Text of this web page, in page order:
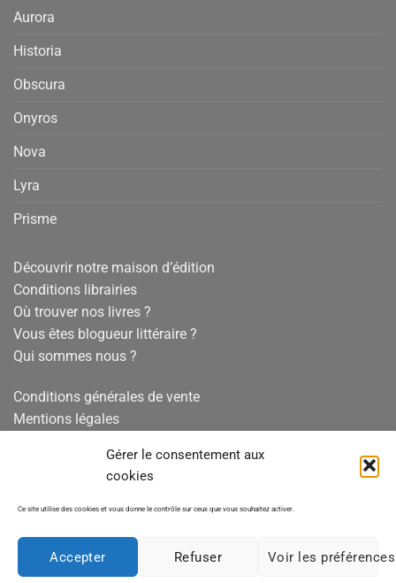
Gérer le consentement aux
cookies
Ce site utilise des cookies et vous donne le contrôle sur ceux que vous souhaitez activer.
Accepter Refuser Voir les préférences
Aurora
Historia
Obscura
Onyros
Nova
Lyra
Prisme
Découvrir notre maison d’édition
Conditions librairies
Où trouver nos livres ?
Vous êtes blogueur littéraire ?
Qui sommes nous ?
Conditions générales de vente
Mentions légales
Politique de cookies
000 euros – 452 970 858 RCS PARIS – TVA: FR10452970858